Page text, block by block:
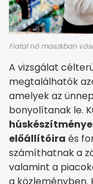
Fiatal nő maszkban
A vizsgálat
megtalálhatók
amelyek az
bonyolítanak le.
előállítóira és
számíthatnak a
valamint a